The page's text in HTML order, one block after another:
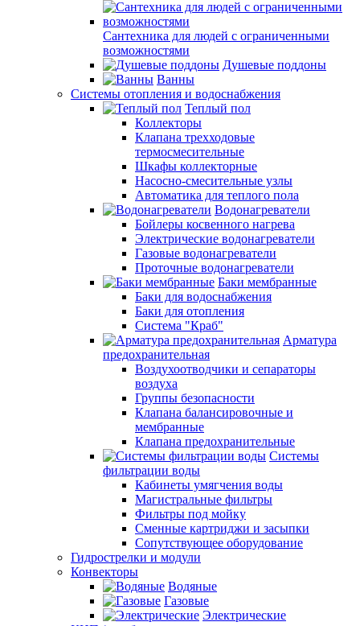
Сантехника для людей с ограниченными
возможностями
Душевые поддоны
Ванны
Системы отопления и водоснабжения
Теплый пол
Коллекторы
Клапана трехходовые
термосмесительные
Шкафы коллекторные
Насосно-смесительные узлы
Автоматика для теплого пола
Водонагреватели
Бойлеры косвенного нагрева
Электрические водонагреватели
Газовые водонагреватели
Проточные водонагреватели
Баки мембранные
Баки для водоснабжения
Баки для отопления
Система "Краб"
Арматура
предохранительная
Воздухоотводчики и сепараторы
воздуха
Группы безопасности
Клапана балансировочные и
мембранные
Клапана предохранительные
Системы
фильтрации воды
Кабинеты умягчения воды
Магистральные фильтры
Фильтры под мойку
Сменные картриджи и засыпки
Сопутствующее оборудование
Гидрострелки и модули
Конвекторы
Водяные
Газовые
Электрические